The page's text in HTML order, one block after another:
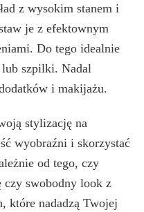
z wysokim stanem i
je z efektownym
Do tego idealnie
szpilki. Nadal
i makijażu.
stylizację na
wyobraźni i skorzystać
od tego, czy
czy swobodny look z
które nadadzą Twojej